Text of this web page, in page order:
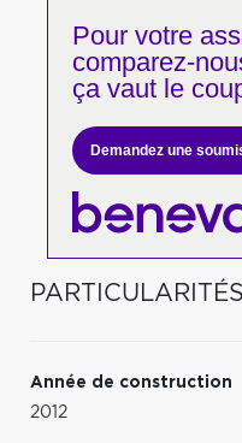
Pour votre
comparez-
ça vaut le
Demandez une
Année de construction
2012